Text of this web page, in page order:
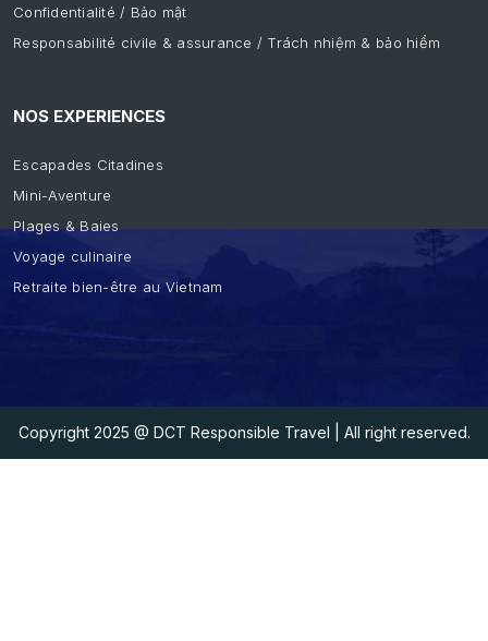
Confidentialité / Bảo mật
Responsabilité civile & assurance / Trách nhiệm & bảo hiểm
NOS EXPERIENCES
Escapades Citadines
Mini-Aventure
Plages & Baies
Voyage culinaire
Retraite bien-être au Vietnam
Copyright 2025 @ DCT Responsible Travel | All right reserved.